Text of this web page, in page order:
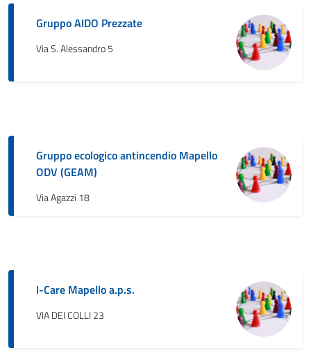
Gruppo AIDO Prezzate
Via S. Alessandro 5
Gruppo ecologico antincendio Mapello
ODV (GEAM)
Via Agazzi 18
I-Care Mapello a.p.s.
VIA DEI COLLI 23